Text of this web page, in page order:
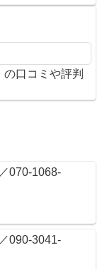
口コミや評判
070-1068-
090-3041-